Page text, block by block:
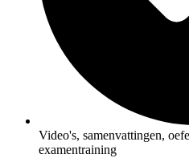
Video's, samenvattingen,
examentraining